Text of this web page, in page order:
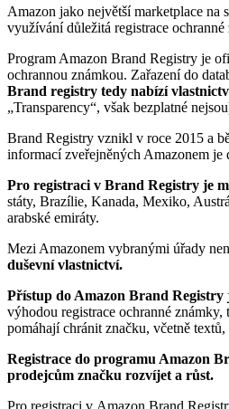
Amazon jako největší marketplace na
využívání důležitá registrace ochranné
Program Amazon Brand Registry je
ochrannou známkou. Zařazení do
Brand registry tedy nabízí
„Transparency“, však bezplatné
Brand Registry vznikl v roce 2015 a
informací zveřejněných Amazonem je
Pro registraci v Brand Registry je
státy, Brazílie, Kanada, Mexiko,
arabské emiráty.
Mezi Amazonem vybranými úřady
duševní vlastnictví.
Přístup do Amazon Brand Registry
výhodou registrace ochranné
pomáhají chránit značku, včetně
Registrace do programu Amazon
prodejcům značku rozvíjet a růst.
Pro registraci v Amazon Brand